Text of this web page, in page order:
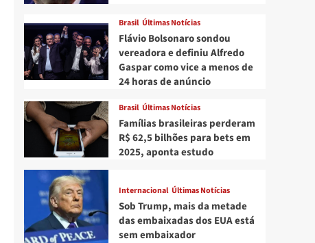
Brasil Últimas Notícias
Flávio Bolsonaro sondou
vereadora e definiu Alfredo
Gaspar como vice a menos de
24 horas de anúncio
Brasil Últimas Notícias
Famílias brasileiras perderam
R$ 62,5 bilhões para bets em
2025, aponta estudo
Internacional Últimas Notícias
Sob Trump, mais da metade
das embaixadas dos EUA está
sem embaixador